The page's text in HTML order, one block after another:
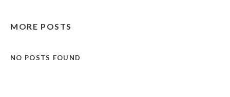
MORE POSTS
NO POSTS FOUND